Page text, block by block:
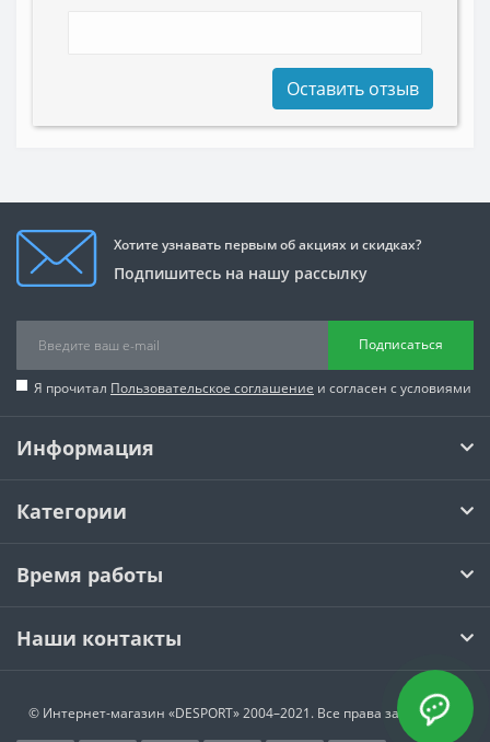
Оставить отзыв
Хотите узнавать первым об акциях и скидках?
Подпишитесь на нашу рассылку
Подписаться
Я прочитал Пользовательское соглашение и согласен с условиями
Информация
Категории
Время работы
Наши контакты
© Интернет-магазин «DESPORT»2004–2021. Все права защищены.